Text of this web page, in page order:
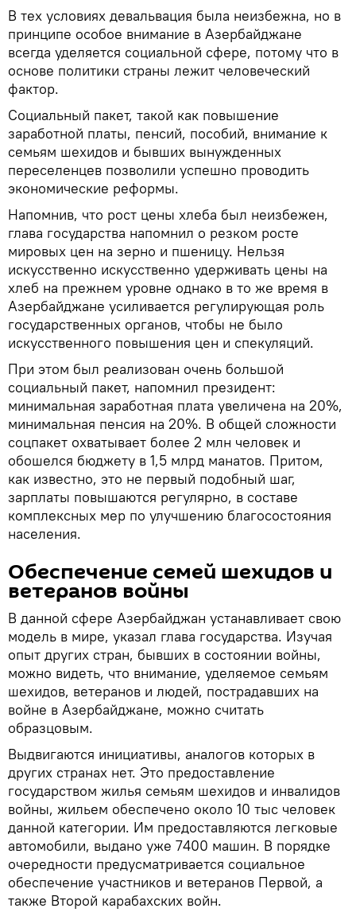
В тех условиях девальвация была неизбежна, но в
принципе особое внимание в Азербайджане
всегда уделяется социальной сфере, потому что в
основе политики страны лежит человеческий
фактор.
Социальный пакет, такой как повышение
заработной платы, пенсий, пособий, внимание к
семьям шехидов и бывших вынужденных
переселенцев позволили успешно проводить
экономические реформы.
Напомнив, что рост цены хлеба был неизбежен,
глава государства напомнил о резком росте
мировых цен на зерно и пшеницу. Нельзя
искусственно искусственно удерживать цены на
хлеб на прежнем уровне однако в то же время в
Азербайджане усиливается регулирующая роль
государственных органов, чтобы не было
искусственного повышения цен и спекуляций.
При этом был реализован очень большой
социальный пакет, напомнил президент:
минимальная заработная плата увеличена на 20%,
минимальная пенсия на 20%. В общей сложности
соцпакет охватывает более 2 млн человек и
обошелся бюджету в 1,5 млрд манатов. Притом,
как известно, это не первый подобный шаг,
зарплаты повышаются регулярно, в составе
комплексных мер по улучшению благосостояния
населения.
Обеспечение ​семей шехидов и
ветеранов войны
В данной сфере Азербайджан устанавливает свою
модель в мире, указал глава государства. Изучая
опыт других стран, бывших в состоянии войны,
можно видеть, что внимание, уделяемое семьям
шехидов, ветеранов и людей, пострадавших на
войне в Азербайджане, можно считать
образцовым.
Выдвигаются инициативы, аналогов которых в
других странах нет. Это предоставление
государством жилья семьям шехидов и инвалидов
войны, жильем обеспечено около 10 тыс человек
данной категории. Им предоставляются легковые
автомобили, выдано уже 7400 машин. В порядке
очередности предусматривается социальное
обеспечение участников и ветеранов Первой, а
также Второй карабахских войн.